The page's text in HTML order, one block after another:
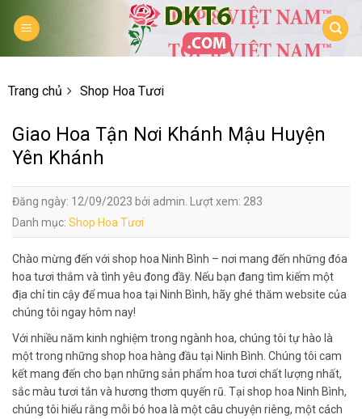
Trang chủ Shop Hoa Tươi
Giao Hoa Tận Nơi Khánh Mậu Huyện
Yên Khánh
Đăng ngày: 12/09/2023 bởi admin. Lượt xem: 283
Danh mục: Shop Hoa Tươi
Chào mừng đến với shop hoa Ninh Bình – nơi mang đến những đóa
hoa tươi thắm và tình yêu đong đầy. Nếu bạn đang tìm kiếm một
địa chỉ tin cậy để mua hoa tại Ninh Bình, hãy ghé thăm website của
chúng tôi ngay hôm nay!
Với nhiều năm kinh nghiệm trong ngành hoa, chúng tôi tự hào là
một trong những shop hoa hàng đầu tại Ninh Bình. Chúng tôi cam
kết mang đến cho bạn những sản phẩm hoa tươi chất lượng nhất,
sắc màu tươi tắn và hương thơm quyến rũ. Tại shop hoa Ninh Bình,
chúng tôi hiểu rằng mỗi bó hoa là một câu chuyện riêng, một cách